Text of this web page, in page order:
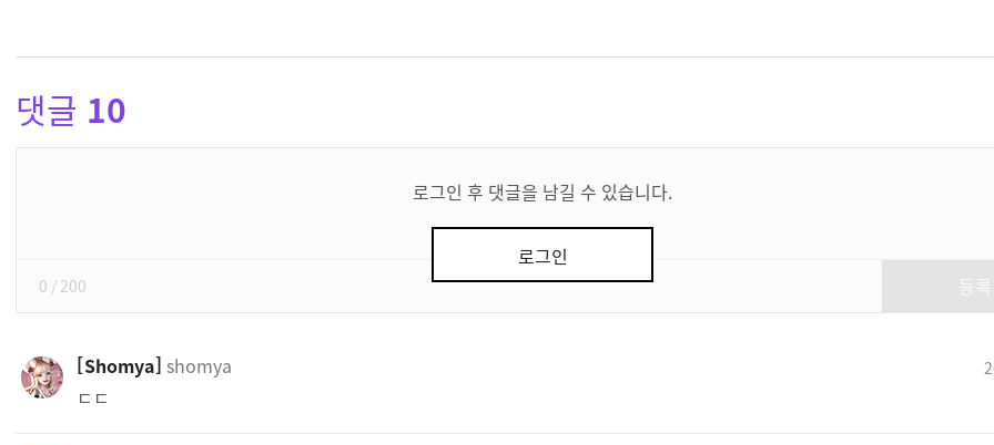
댓글 10
로그인 후 댓글을 남길 수 있습니다.
로그인
0 / 200
Shomya shomya
ㄷㄷ